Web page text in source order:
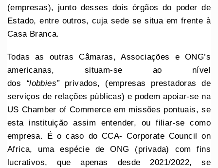
(empresas), junto desses dois órgãos do poder de
Estado, entre outros, cuja sede se situa em frente à
Casa Branca.
Todas as outras Câmaras, Associações e ONG’s
americanas, situam-se ao nível
dos “lobbies”privados, (empresas prestadoras de
serviços de relações públicas) e podem apoiar-se na
US Chamber of Commerce em missões pontuais, se
esta instituição assim entender, ou filiar-se como
empresa. É o caso do CCA- Corporate Council on
Africa, uma espécie de ONG (privada) com fins
lucrativos, que apenas desde 2021/2022, se